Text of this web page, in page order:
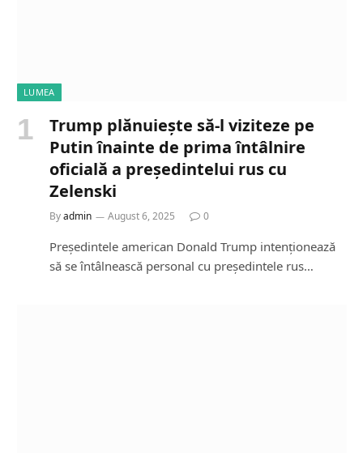
LUMEA
Trump plănuiește să-l viziteze pe
Putin înainte de prima întâlnire
oficială a președintelui rus cu
Zelenski
Byadmin August 6, 2025 0
Președintele american Donald Trump intenționează
să se întâlnească personal cu președintele rus…